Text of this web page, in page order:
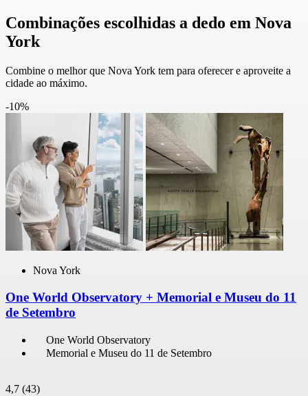
Combinações escolhidas a dedo em Nova
York
Combine o melhor que Nova York tem para oferecer e aproveite a
cidade ao máximo.
-10%
Nova York
One World Observatory + Memorial e Museu do 11
de Setembro
One World Observatory
Memorial e Museu do 11 de Setembro
4,7 (43)